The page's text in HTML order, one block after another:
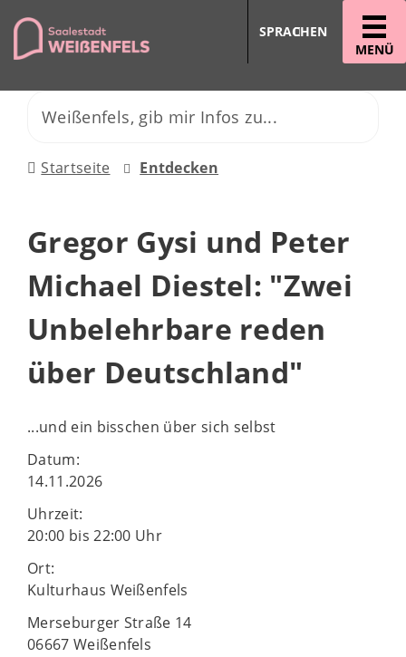
MENÜ
SPRACHEN
Startseite Entdecken
Gregor Gysi und Peter
Michael Diestel: "Zwei
Unbelehrbare reden
über Deutschland"
...und ein bisschen über sich selbst
Datum:
14.11.2026
Uhrzeit:
20:00 bis 22:00 Uhr
Ort:
Kulturhaus Weißenfels
Merseburger Straße 14
06667 Weißenfels